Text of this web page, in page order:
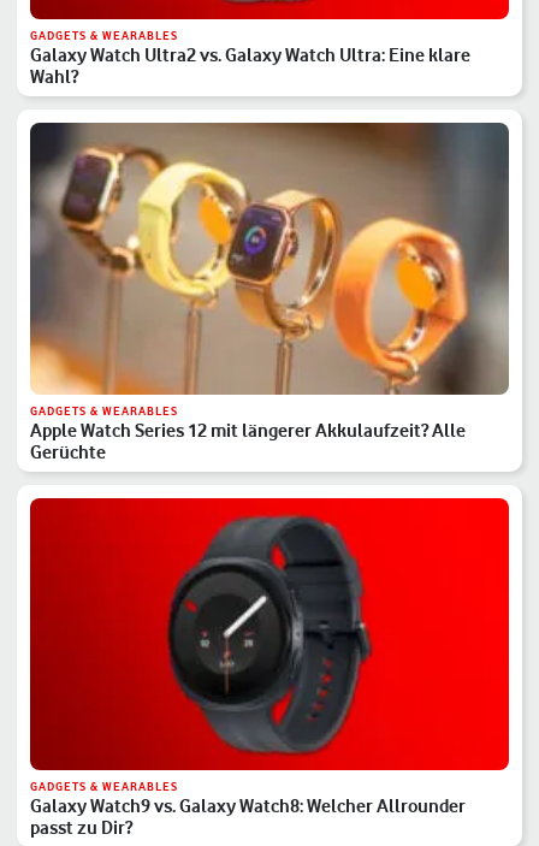
GADGETS & WEARABLES
Galaxy Watch Ultra2 vs. Galaxy Watch Ultra: Eine klare
Wahl?
GADGETS & WEARABLES
Apple Watch Series 12 mit längerer Akkulaufzeit? Alle
Gerüchte
GADGETS & WEARABLES
Galaxy Watch9 vs. Galaxy Watch8: Welcher Allrounder
passt zu Dir?